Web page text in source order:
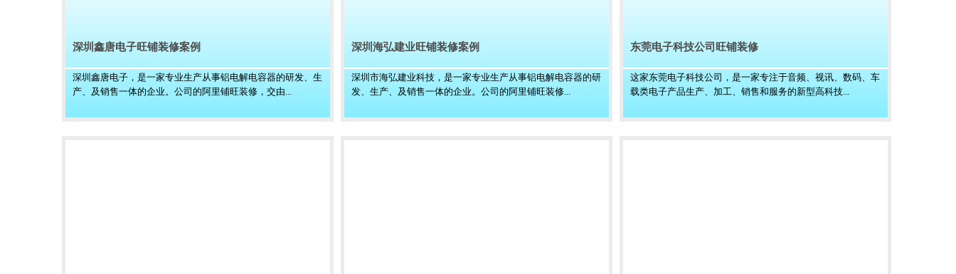
深圳鑫唐电子旺铺装修案例
深圳鑫唐电子，是一家专业生产从事铝电解电容器的研发、生
产、及销售一体的企业。公司的阿里铺旺装修，交由...
深圳海弘建业旺铺装修案例
深圳市海弘建业科技，是一家专业生产从事铝电解电容器的研
发、生产、及销售一体的企业。公司的阿里铺旺装修...
东莞电子科技公司旺铺装修
这家东莞电子科技公司，是一家专注于音频、视讯、数码、车
载类电子产品生产、加工、销售和服务的新型高科技...